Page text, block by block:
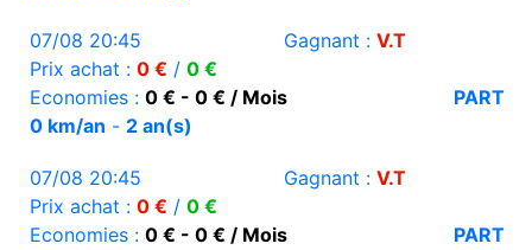
07/08 20:45 Gagnant : V.T
Prix achat : 0 € / 0 €
Economies : 0 € - 0 € / Mois
PART
0 km/an - 2 an(s)
07/08 20:45 Gagnant : V.T
Prix achat : 0 € / 0 €
Economies : 0 € - 0 € / Mois
PART